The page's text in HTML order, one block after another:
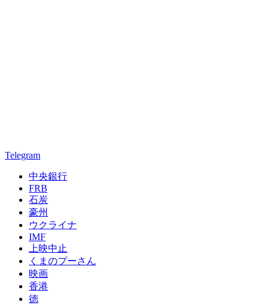
Telegram
中央銀行
FRB
石炭
豪州
ウクライナ
IMF
上映中止
くまのプーさん
映画
香港
徳